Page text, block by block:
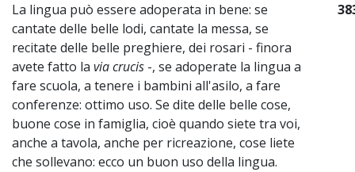
La lingua può essere adoperata in bene: se
cantate delle belle lodi, cantate la messa, se
recitate delle belle preghiere, dei rosari - finora
avete fatto la via crucis -, se adoperate la lingua a
fare scuola, a tenere i bambini all'asilo, a fare
conferenze: ottimo uso. Se dite delle belle cose,
buone cose in famiglia, cioè quando siete tra voi,
anche a tavola, anche per ricreazione, cose liete
che sollevano: ecco un buon uso della lingua.